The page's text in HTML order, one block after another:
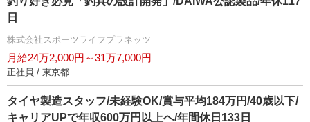
日
株式会社スポーツライフプラネッツ
月給24万2,000円～31万7,000円
正社員 / 東京都
タイヤ製造スタッフ/未経験OK/賞与平均184万円/40歳以下/
キャリアUPで年収600万円以上へ/年間休日133日